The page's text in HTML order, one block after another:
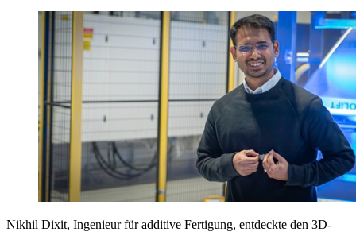
Nikhil Dixit, Ingenieur für additive Fertigung, entdeckte den 3D-